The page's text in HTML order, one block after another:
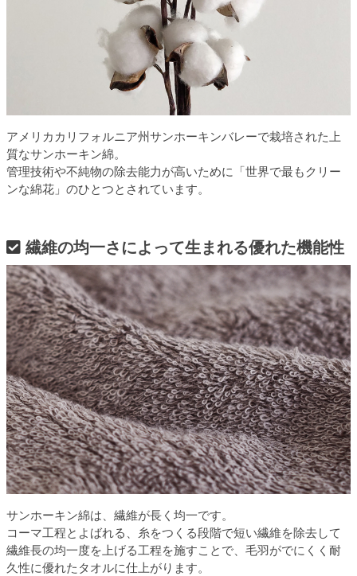
アメリカカリフォルニア州サンホーキンバレーで栽培された上
質なサンホーキン綿。
管理技術や不純物の除去能力が高いために「世界で最もクリー
ンな綿花」のひとつとされています。
繊維の均一さによって生まれる優れた機能性
サンホーキン綿は、繊維が長く均一です。
コーマ工程とよばれる、糸をつくる段階で短い繊維を除去して
繊維長の均一度を上げる工程を施すことで、毛羽がでにくく耐
久性に優れたタオルに仕上がります。